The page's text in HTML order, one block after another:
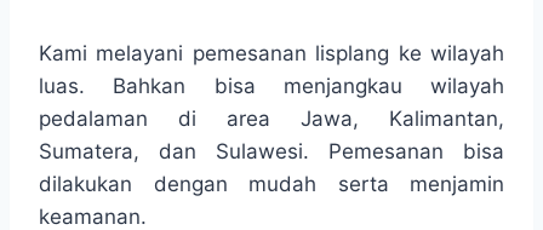
Kami melayani pemesanan lisplang ke wilayah
luas. Bahkan bisa menjangkau wilayah
pedalaman di area Jawa, Kalimantan,
Sumatera, dan Sulawesi. Pemesanan bisa
dilakukan dengan mudah serta menjamin
keamanan.